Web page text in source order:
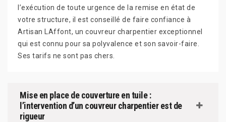
l’exécution de toute urgence de la remise en état de
votre structure, il est conseillé de faire confiance à
Artisan LAffont, un couvreur charpentier exceptionnel
qui est connu pour sa polyvalence et son savoir-faire.
Ses tarifs ne sont pas chers.
Mise en place de couverture en tuile :
l’intervention d’un couvreur charpentier est de
rigueur